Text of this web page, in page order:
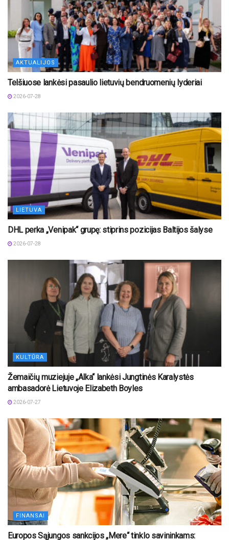
AKTUALIJOS
Telšiuose lankėsi pasaulio lietuvių bendruomenių lyderiai
2026-07-28
LIETUVA
DHL perka „Venipak“ grupę: stiprins pozicijas Baltijos šalyse
2026-07-28
KULTŪRA
Žemaičių muziejuje „Alka“ lankėsi Jungtinės Karalystės
ambasadorė Lietuvoje Elizabeth Boyles
2026-07-27
FINANSAI
Europos Sąjungos sankcijos „Mere“ tinklo savininkams: